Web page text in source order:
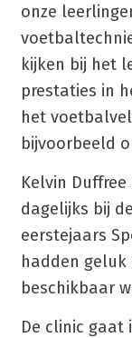
onze
kijken bij het
prestaties in
het
bijvoorbeeld
Kelvin
dagelijks bij
eerstejaars
hadden geluk
beschikbaar
De clinic